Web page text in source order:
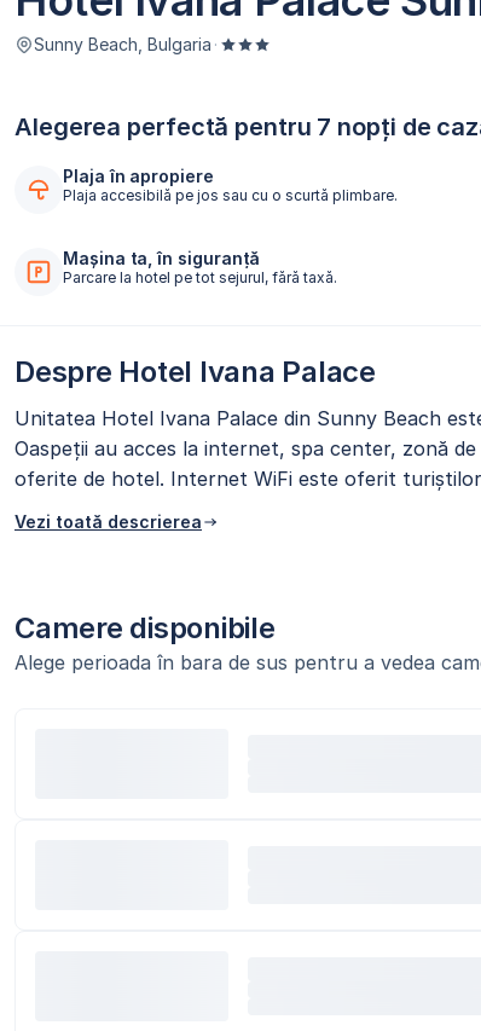
Sunny Beach, Bulgaria ·
Alegerea perfectă pentru 7 nopți de
Plaja în apropiere
Plaja accesibilă pe jos sau cu o scurtă plimbare.
Mașina ta, în siguranță
Parcare la hotel pe tot sejurul, fără taxă.
Despre Hotel Ivana Palace
Unitatea Hotel Ivana Palace din Sunny Beach
Oaspeții au acces la internet, spa center, zonă
oferite de hotel. Internet WiFi este oferit
Vezi toată descrierea
Camere disponibile
Alege perioada în bara de sus pentru a vedea